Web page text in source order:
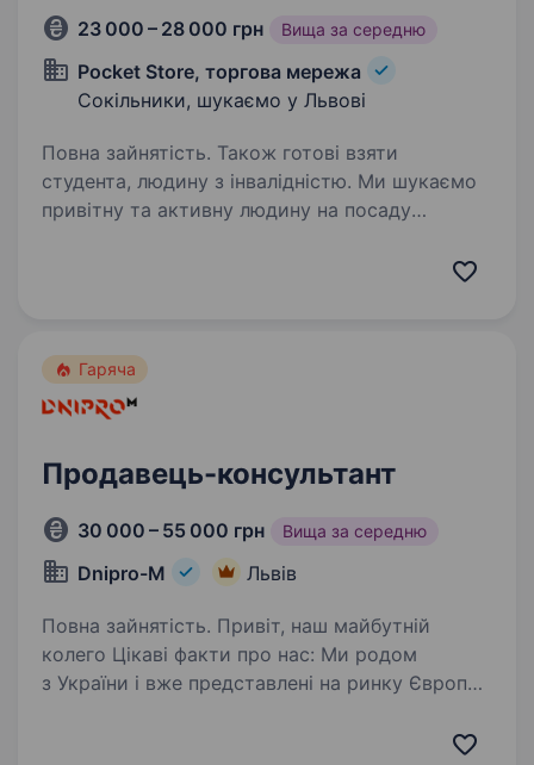
23 000 – 28 000 грн Вища за середню
Pocket Store, торгова мережа
Сокільники, шукаємо у Львові
Повна зайнятість. Також готові взяти
студента, людину з інвалідністю. Ми шукаємо
привітну та активну людину на посаду
смартфонів. Досвід роботи не обов’язковий —
найважливіший…
Гаряча
Продавець-консультант
30 000 – 55 000 грн Вища за середню
Dnipro-M Львів
Повна зайнятість. Привіт, наш майбутній
колего Цікаві факти про нас: Ми родом
з України і вже представлені на ринку Європи,